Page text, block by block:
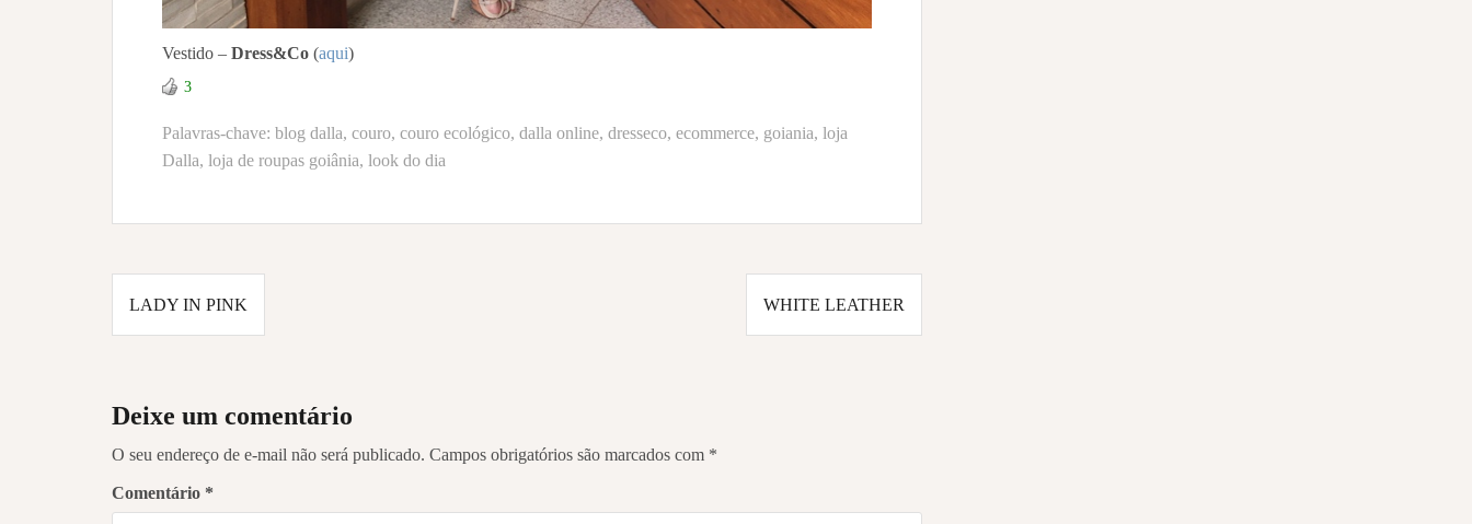
Vestido – Dress&Co (aqui)
3
Palavras-chave: blog dalla, couro, couro ecológico, dalla online, dresseco, ecommerce, goiania, loja
Dalla, loja de roupas goiânia, look do dia
Navegação
de
LADY IN PINK WHITE LEATHER
Deixe um comentário
O seu endereço de e-mail não será publicado. Campos obrigatórios são marcados com *
Comentário *